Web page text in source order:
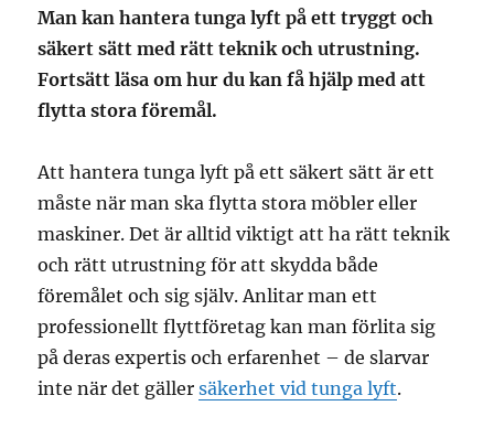
Man kan hantera tunga lyft på ett tryggt och
säkert sätt med rätt teknik och utrustning.
Fortsätt läsa om hur du kan få hjälp med att
flytta stora föremål.
Att hantera tunga lyft på ett säkert sätt är ett
måste när man ska flytta stora möbler eller
maskiner. Det är alltid viktigt att ha rätt teknik
och rätt utrustning för att skydda både
föremålet och sig själv. Anlitar man ett
professionellt flyttföretag kan man förlita sig
på deras expertis och erfarenhet – de slarvar
inte när det gällersäkerhet vid tunga lyft.